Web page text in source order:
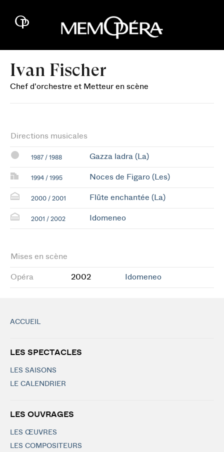
Ivan Fischer
Chef d'orchestre et Metteur en scène
Directions musicales
1987 / 1988 Gazza ladra (La)
1994 / 1995 Noces de Figaro (Les)
2000 / 2001 Flûte enchantée (La)
2001 / 2002 Idomeneo
Mises en scène
Opéra 2002 Idomeneo
ACCUEIL
LES SPECTACLES
LES SAISONS
LE CALENDRIER
LES OUVRAGES
LES ŒUVRES
LES COMPOSITEURS